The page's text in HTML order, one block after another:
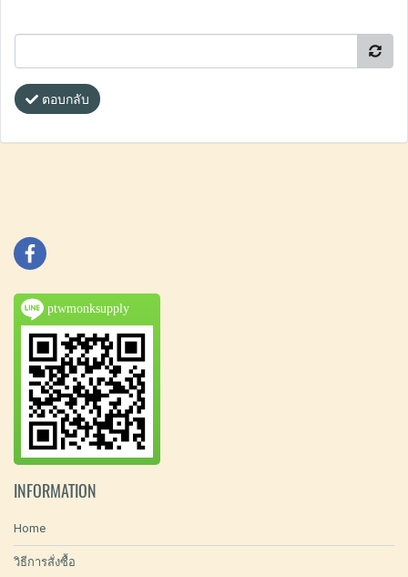
ตอบกลับ
ptwmonksupply
INFORMATION
Home
วิธีการสั่งซื้อ